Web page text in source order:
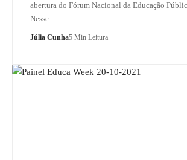
abertura do Fórum Nacional da Educação
Nesse…
Júlia Cunha5 Min Leitura